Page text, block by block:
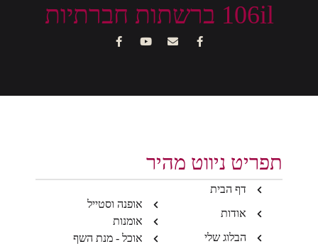
106il ברשתות חברתיות
תפריט ניווט מהיר
דף הבית
אודות
הבלוג שלי
אופנה וסטייל
אומנות
אוכל - מנת השף